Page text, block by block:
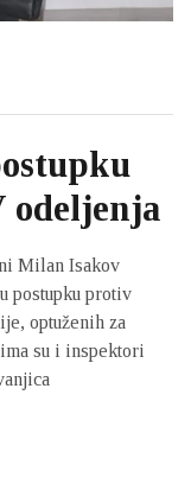
Milan Isakov
postupku protiv
optuženih za
su i inspektori